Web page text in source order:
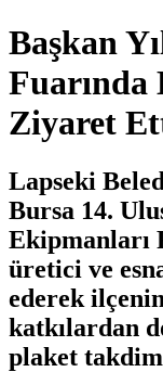
Başkan
Fuarında
Ziyaret
Lapseki
Bursa 14.
Ekipmanları
üretici ve
ederek
katkılardan
plaket